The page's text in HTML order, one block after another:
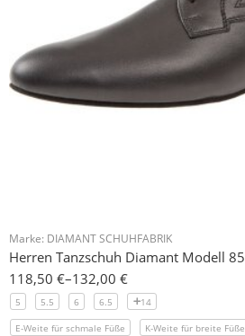
Marke: DIAMANT SCHUHFABRIK
118,50 €–132,00 €
5 5.5 6 6.5 14
E-Weite für schmale Füße K-Weite für breite Füße